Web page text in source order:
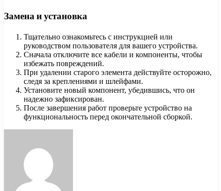
Замена и установка
Тщательно ознакомьтесь с инструкцией или
руководством пользователя для вашего устройства.
Сначала отключите все кабели и компоненты, чтобы
избежать повреждений.
При удалении старого элемента действуйте осторожно,
следя за креплениями и шлейфами.
Установите новый компонент, убедившись, что он
надежно зафиксирован.
После завершения работ проверьте устройство на
функциональность перед окончательной сборкой.